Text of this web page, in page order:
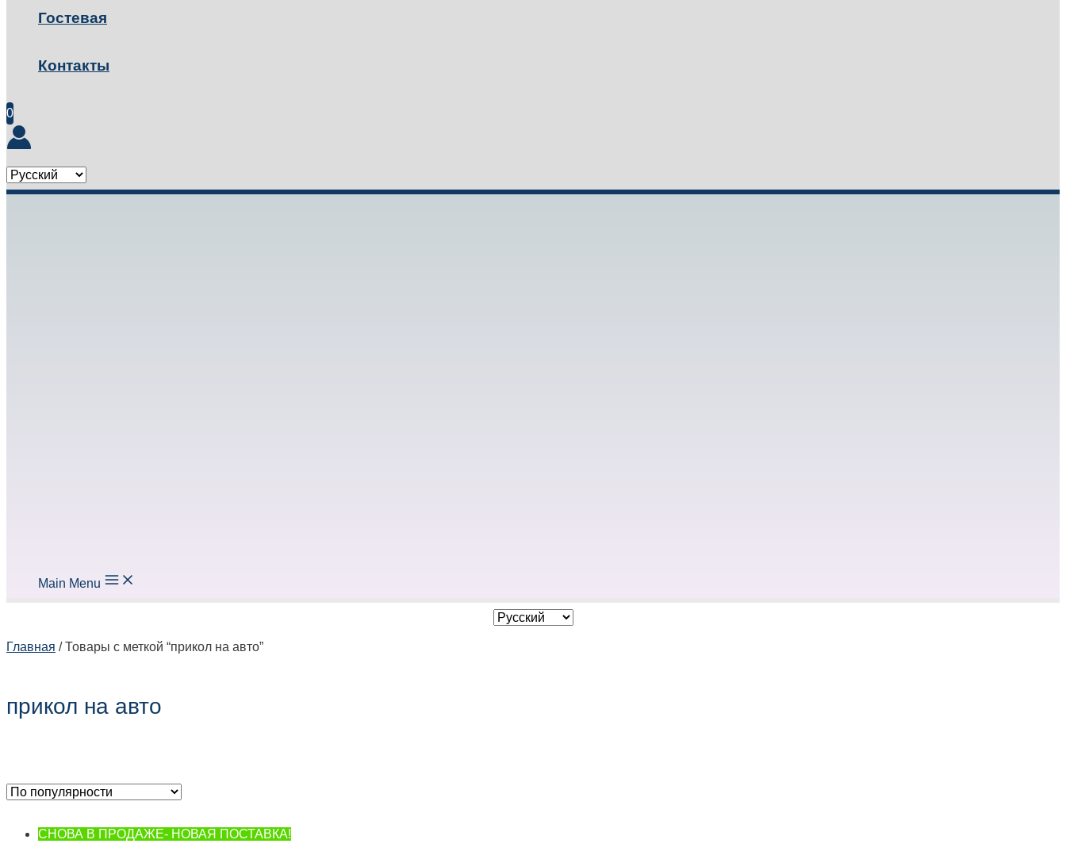
Гостевая
Контакты
0
Main Menu
Главная / Товары с меткой “прикол на авто”
прикол на авто
СНОВА В ПРОДАЖЕ- НОВАЯ ПОСТАВКА!